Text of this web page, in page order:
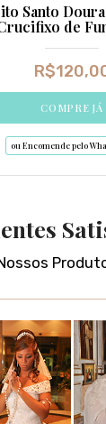
Santo
de
R$
COMPRE JÁ
ou Encomende pelo